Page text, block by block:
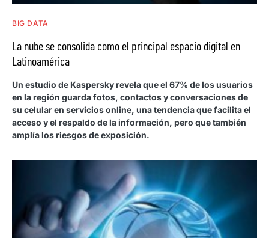
BIG DATA
La nube se consolida como el principal espacio digital en
Latinoamérica
Un estudio de Kaspersky revela que el 67% de los usuarios
en la región guarda fotos, contactos y conversaciones de
su celular en servicios online, una tendencia que facilita el
acceso y el respaldo de la información, pero que también
amplía los riesgos de exposición.